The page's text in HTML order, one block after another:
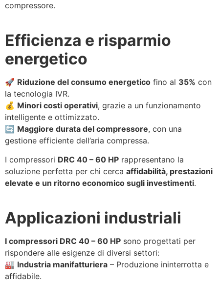
compressore.
Efficienza e risparmio
energetico
🚀 Riduzione del consumo energetico fino al 35% con
la tecnologia IVR.
💰 Minori costi operativi, grazie a un funzionamento
intelligente e ottimizzato.
🔄 Maggiore durata del compressore, con una
gestione efficiente dell’aria compressa.
I compressori DRC 40 – 60 HP rappresentano la
soluzione perfetta per chi cerca affidabilità, prestazioni
elevate e un ritorno economico sugli investimenti.
Applicazioni industriali
I compressori DRC 40 – 60 HP sono progettati per
rispondere alle esigenze di diversi settori:
🏭 Industria manifatturiera – Produzione ininterrotta e
affidabile.